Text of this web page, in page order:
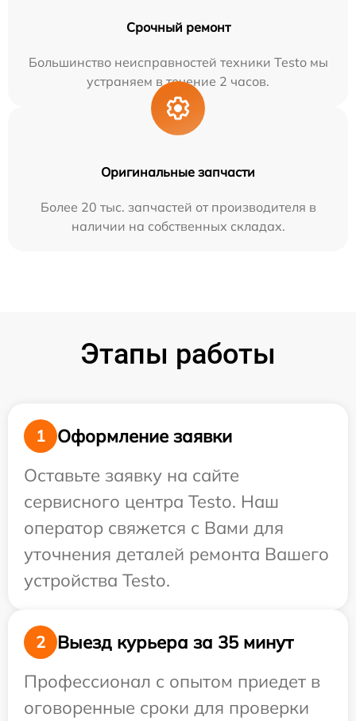
Срочный ремонт
Большинство неисправностей техники Testo мы
устраняем в течение 2 часов.
Оригинальные запчасти
Более 20 тыс. запчастей от производителя в
наличии на собственных складах.
Этапы работы
1
Оформление заявки
Оставьте заявку на сайте
сервисного центра Testo. Наш
оператор свяжется с Вами для
уточнения деталей ремонта Вашего
устройства Testo.
2
Выезд курьера за 35 минут
Профессионал с опытом приедет в
оговоренные сроки для проверки